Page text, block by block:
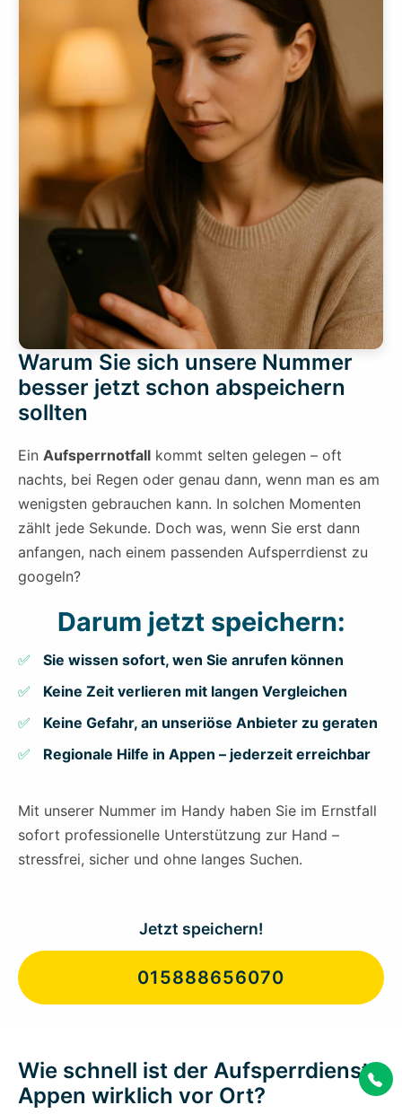
Warum Sie sich unsere Nummer
besser jetzt schon abspeichern
sollten
Ein Aufsperrnotfall kommt selten gelegen – oft
nachts, bei Regen oder genau dann, wenn man es am
wenigsten gebrauchen kann. In solchen Momenten
zählt jede Sekunde. Doch was, wenn Sie erst dann
anfangen, nach einem passenden Aufsperrdienst zu
googeln?
Darum jetzt speichern:
Sie wissen sofort, wen Sie anrufen können
Keine Zeit verlieren mit langen Vergleichen
Keine Gefahr, an unseriöse Anbieter zu geraten
Regionale Hilfe in Appen – jederzeit erreichbar
Mit unserer Nummer im Handy haben Sie im Ernstfall
sofort professionelle Unterstützung zur Hand –
stressfrei, sicher und ohne langes Suchen.
Jetzt speichern!
015888656070
Wie schnell ist der Aufsperrdienst
Appen wirklich vor Ort?